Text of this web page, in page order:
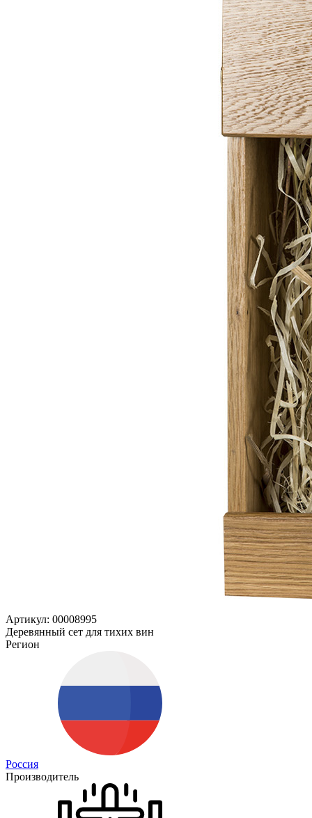
Артикул: 00008995
Деревянный сет для тихих вин
Регион
Россия
Производитель